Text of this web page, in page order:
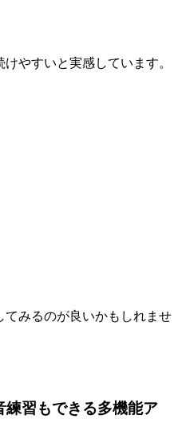
やすいと実感しています。
みるのが良いかもしれませ
習もできる多機能ア